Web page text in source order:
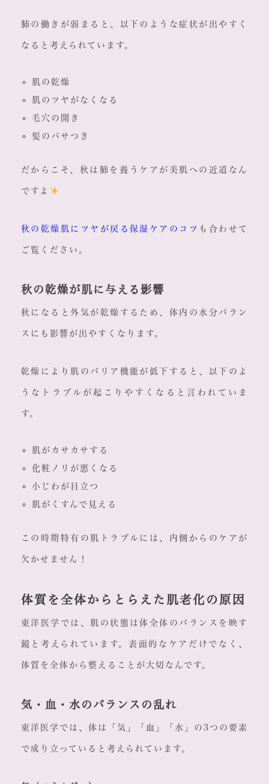
肺の働きが弱まると、以下のような症状が出やすく
なると考えられています。
肌の乾燥
肌のツヤがなくなる
毛穴の開き
髪のパサつき
だからこそ、秋は肺を養うケアが美肌への近道なん
ですよ
秋の乾燥肌にツヤが戻る保湿ケアのコツ も合わせて
ご覧ください。
秋の乾燥が肌に与える影響
秋になると外気が乾燥するため、体内の水分バラン
スにも影響が出やすくなります。
乾燥により肌のバリア機能が低下すると、以下のよ
うなトラブルが起こりやすくなると言われていま
す。
肌がカサカサする
化粧ノリが悪くなる
小じわが目立つ
肌がくすんで見える
この時期特有の肌トラブルには、内側からのケアが
欠かせません！
体質を全体からとらえた肌老化の原因
東洋医学では、肌の状態は体全体のバランスを映す
鏡と考えられています。表面的なケアだけでなく、
体質を全体から整えることが大切なんです。
気・血・水のバランスの乱れ
東洋医学では、体は「気」「血」「水」の3つの要素
で成り立っていると考えられています。